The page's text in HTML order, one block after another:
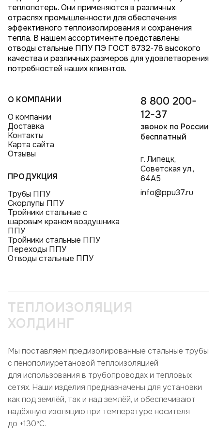
теплопотерь. Они применяются в различных
отраслях промышленности для обеспечения
эффективного теплоизолирования и сохранения
тепла. В нашем ассортименте представлены
отводы стальные ППУ ПЭ ГОСТ 8732-78 высокого
качества и различных размеров для удовлетворения
потребностей наших клиентов.
О КОМПАНИИ
О компании
Доставка
Контакты
Карта сайта
Отзывы
ПРОДУКЦИЯ
Трубы ППУ
Скорлупы ППУ
Тройники стальные с
шаровым краном воздушника
ППУ
Тройники стальные ППУ
Переходы ППУ
Отводы стальные ППУ
8 800 200-
12-37
звонок по России
бесплатный
г. Липецк,
Советская ул.,
64А5
info@ppu37.ru
ТЕПЛОИЗОЛЯЦИЯ
ХОЛДИНГ
Мы поставляем предизолированные стальные трубы
с пенополиуретановой теплоизоляцией
для использования в трубопроводах и тепловых
сетях. Наши изделия предназначены для установки
как под землёй, так и над землёй, и обеспечивают
надёжную изоляцию при температуре носителя
до +130ºC.